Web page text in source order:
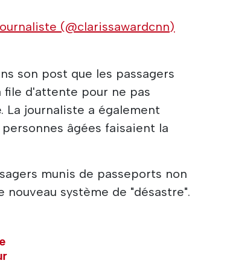
(@clarissawardcnn)
son post que les passagers
d'attente pour ne pas
La journaliste a également
âgées faisaient la
munis de passeports non
nouveau système de "désastre".